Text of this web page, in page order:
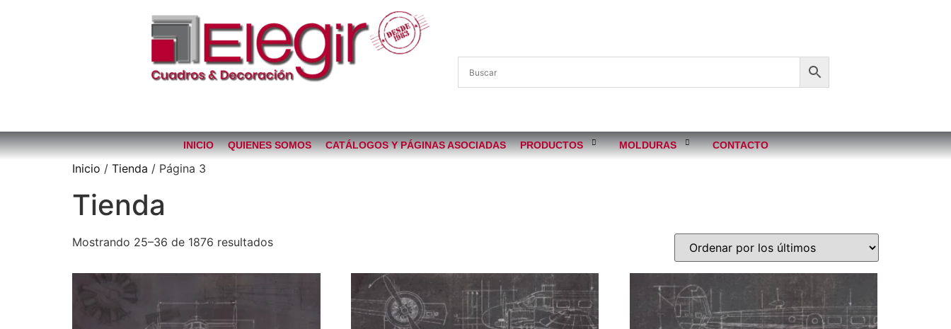
INICIO QUIENES SOMOS CATÁLOGOS Y PÁGINAS ASOCIADAS PRODUCTOS MOLDURAS CONTACTO
Inicio / Tienda / Página 3
Tienda
Mostrando 25–36 de 1876 resultados